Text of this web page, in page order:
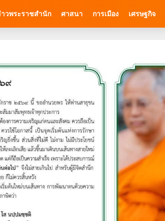
วพระราชสำนัก ศาสนา การเมือง เศรษฐกิจ